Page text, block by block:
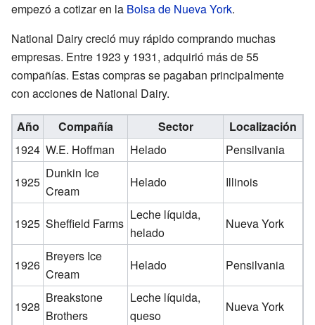
empezó a cotizar en la Bolsa de Nueva York.
National Dairy creció muy rápido comprando muchas
empresas. Entre 1923 y 1931, adquirió más de 55
compañías. Estas compras se pagaban principalmente
con acciones de National Dairy.
Año Compañía Sector
Localización
1924 W.E. Hoffman Helado
Pensilvania
1925
Dunkin Ice
Cream
Helado Illinois
1925 Sheffield Farms
Leche líquida,
helado
Nueva York
1926
Breyers Ice
Cream
Helado Pensilvania
1928
Breakstone
Brothers
Leche líquida,
queso
Nueva York